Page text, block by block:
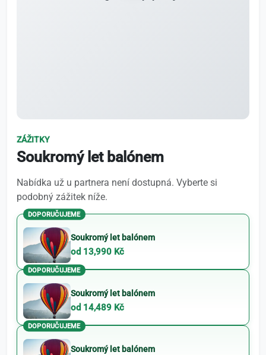
ZÁŽITKY
Soukromý let balónem
Nabídka už u partnera není dostupná. Vyberte si
podobný zážitek níže.
DOPORUČUJEME
Soukromý let balónem
od 13,990 Kč
DOPORUČUJEME
Soukromý let balónem
od 14,489 Kč
DOPORUČUJEME
Soukromý let balónem